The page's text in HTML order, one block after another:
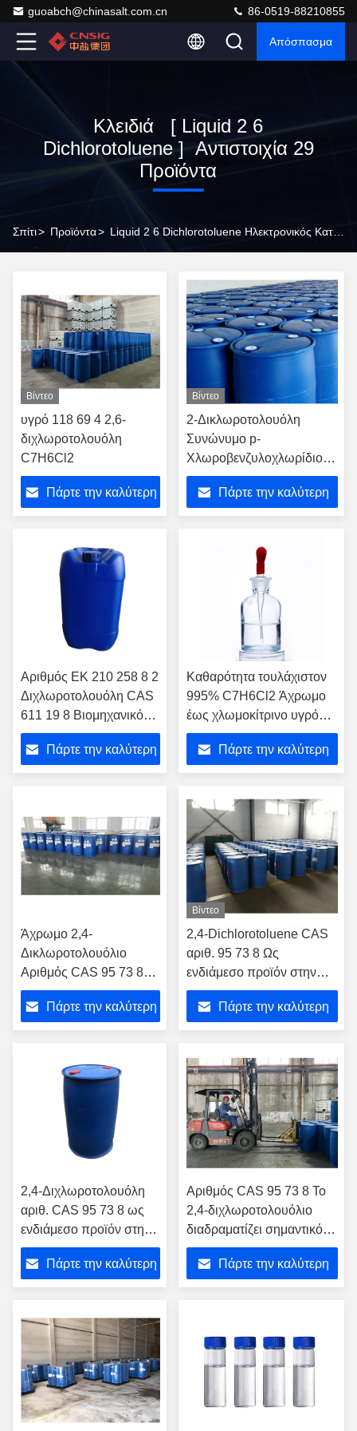
guoabch@chinasalt.com.cn 86-0519-88210855
Απόσπασμα
Κλειδιά [ Liquid 2 6
Dichlorotoluene ] Αντιστοιχία 29
Προϊόντα
Σπίτι> Προϊόντα>
Βίντεο
υγρό 118 69 4 2,6-
διχλωροτολουόλη
C7H6Cl2
Πάρτε την καλύτερη
Βίντεο
2-Δικλωροτολουόλη
Συνώνυμο p-
Χλωροβενζυλοχλωρίδιο
CAS αριθμός 611-19-8
Βασικό ενδιάμεσο χημικό
για την παραγωγή
Πάρτε την καλύτερη
Αριθμός ΕΚ 210 258 8 2
Διχλωροτολουόλη CAS
611 19 8 Βιομηχανικό
χημικό ενδιάμεσο για
οργανική σύνθεση και
εργαστήριο
Πάρτε την καλύτερη
Καθαρότητα τουλάχιστον
995% C7H6Cl2 Άχρωμο
έως χλωμοκίτρινο υγρό
πρώτη ύλη για τη χημική
παραγωγή και τη
βιομηχανία
Πάρτε την καλύτερη
Άχρωμο 2,4-
Δικλωροτολουόλιο
Αριθμός CAS 95 73 8
ως ενδιάμεσο στην
σύνθεση ζιζανιοκτόνων
Πάρτε την καλύτερη
Βίντεο
2,4-Dichlorotoluene CAS
αριθ. 95 73 8 Ως
ενδιάμεσο προϊόν στην
παραγωγή χρωστικών και
χρωστικώνΠάρτε την καλύτερη
2,4-Διχλωροτολουόλη
αριθ. CAS 95 73 8 ως
ενδιάμεσο προϊόν στη
φαρμακευτική
παραγωγή για τη
σύνθεση διαφόρων
Πάρτε την καλύτερη
Αριθμός CAS 95 73 8 Το
2,4-διχλωροτολουόλιο
διαδραματίζει σημαντικό
ρόλο στη χημική σύνθεση
Πάρτε την καλύτερη